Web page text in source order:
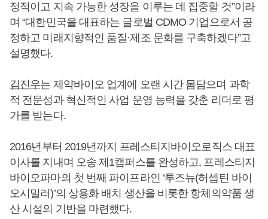
정적이고 지속 가능한 성장을 이루는 데 집중할 것”이라
며 “대한민국을 대표하는 글로벌 CDMO 기업으로서 공
정하고 미래지향적인 품질·제조 문화를 구축하겠다”고
설명했다.
김진우는 제약바이오 업계에 오랜 시간 몸담으며 과학
적 전문성과 혁신적인 사업 운영 능력을 갖춘 리더로 평
가를 받는다.
2016년부터 2019년까지 프레스티지바이오로직스 대표
이사를 지내며 오송 제1캠퍼스를 완성하고, 프레스티지
바이오파마의 첫 번째 파이프라인 ‘투즈뉴(허셉틴 바이
오시밀러)’의 상용화 배치 생산을 비롯한 항체의약품 생
산 시설의 기반을 마련했다.